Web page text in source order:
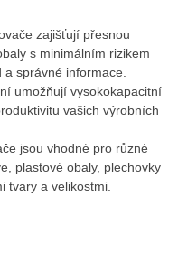
zajišťují přesnou
s minimálním rizikem
správné informace.
umožňují vysokokapacitní
vašich výrobních
jsou vhodné pro různé
plastové obaly, plechovky
tvary a velikostmi.